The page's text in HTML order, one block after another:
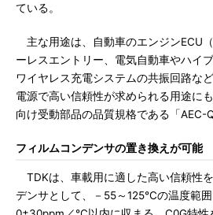
ている。
主な用途は、自動車のエンジンECU
ーレスエントリー、電気自動車やハイ
ワイヤレス充電システムの共振回路な
電源で高い信頼性が求められる用途に
向け受動部品の品質規格である「AEC-
フィルムコンデンサの置き換えが可能
TDKは、車載用に適した高い信頼性
デンサとして、－55～125℃の温度範